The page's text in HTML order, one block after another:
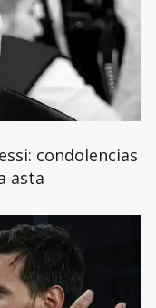
condolencias
asta